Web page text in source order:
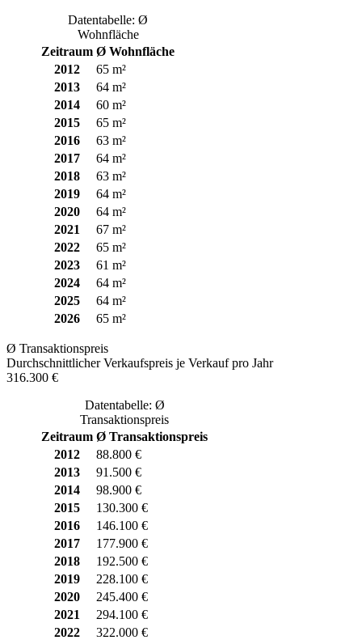
Datentabelle: Ø
Wohnfläche
Zeitraum Ø Wohnfläche
2012
65 m²
2013
64 m²
2014
60 m²
2015
65 m²
2016
63 m²
2017
64 m²
2018
63 m²
2019
64 m²
2020
64 m²
2021
67 m²
2022
65 m²
2023
61 m²
2024
64 m²
2025
64 m²
2026
65 m²
Ø Transaktionspreis
Durchschnittlicher Verkaufspreis je Verkauf pro Jahr
316.300 €
Datentabelle: Ø
Transaktionspreis
Zeitraum Ø Transaktionspreis
2012
88.800 €
2013
91.500 €
2014
98.900 €
2015
130.300 €
2016
146.100 €
2017
177.900 €
2018
192.500 €
2019
228.100 €
2020
245.400 €
2021
294.100 €
2022
322.000 €